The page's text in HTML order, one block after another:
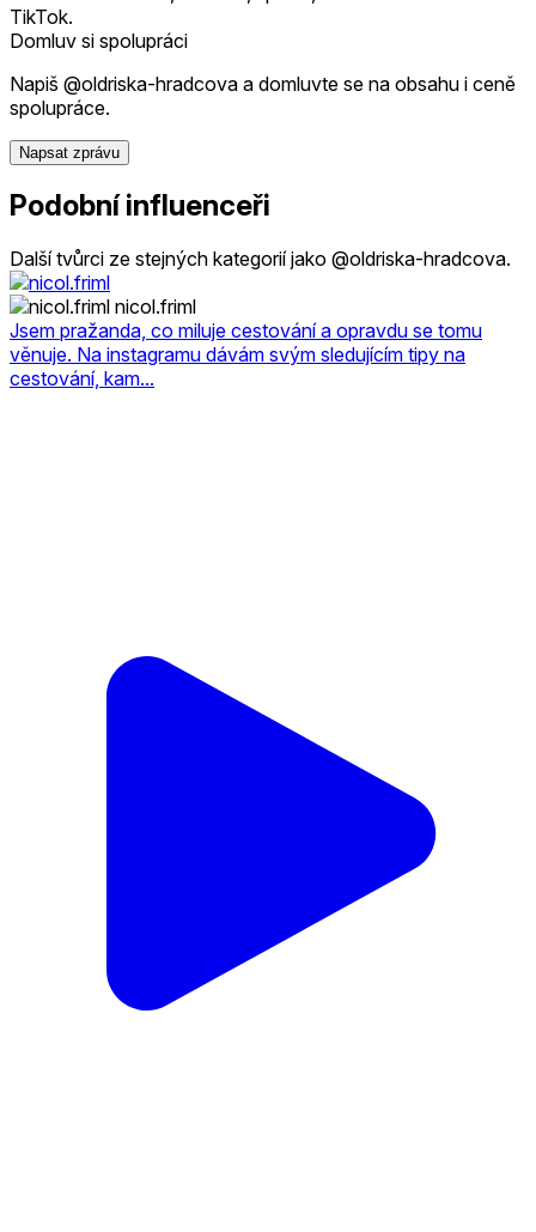
TikTok.
Domluv si spolupráci
Napiš @oldriska-hradcova a domluvte se na obsahu i ceně
spolupráce.
Napsat zprávu
Podobní influenceři
Další tvůrci ze stejných kategorií jako @oldriska-hradcova.
nicol.friml
Jsem pražanda, co miluje cestování a opravdu se tomu
věnuje. Na instagramu dávám svým sledujícím tipy na
cestování, kam...